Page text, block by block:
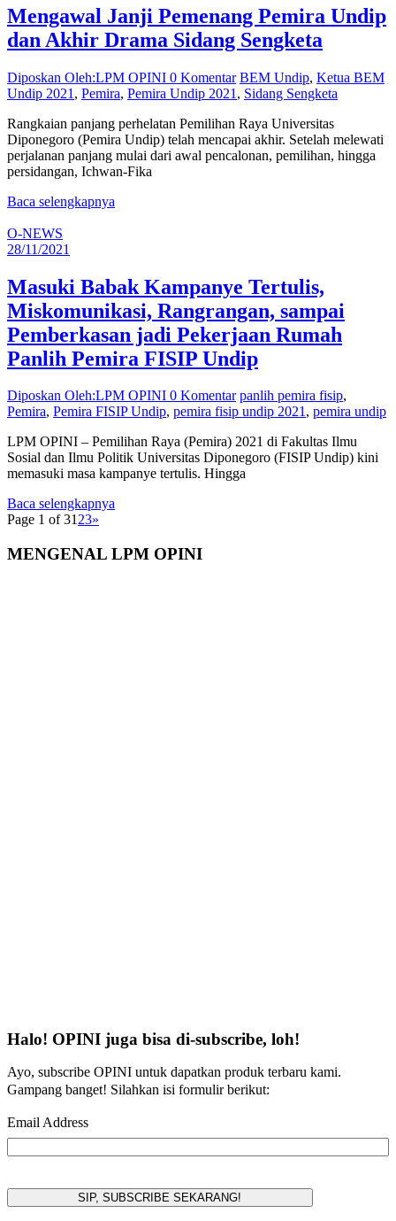
Mengawal Janji Pemenang Pemira Undip
dan Akhir Drama Sidang Sengketa
Diposkan Oleh:LPM OPINI 0 Komentar BEM Undip, Ketua BEM
Undip 2021 , Pemira, Pemira Undip 2021 , Sidang Sengketa
Rangkaian panjang perhelatan Pemilihan Raya Universitas
Diponegoro (Pemira Undip) telah mencapai akhir. Setelah melewati
perjalanan panjang mulai dari awal pencalonan, pemilihan, hingga
persidangan, Ichwan-Fika
Baca selengkapnya
O-NEWS
28/11/2021
Masuki Babak Kampanye Tertulis,
Miskomunikasi, Rangrangan, sampai
Pemberkasan jadi Pekerjaan Rumah
Panlih Pemira FISIP Undip
Diposkan Oleh:LPM OPINI 0 Komentar panlih pemira fisip,
Pemira, Pemira FISIP Undip, pemira fisip undip 2021, pemira undip
LPM OPINI – Pemilihan Raya (Pemira) 2021 di Fakultas Ilmu
Sosial dan Ilmu Politik Universitas Diponegoro (FISIP Undip) kini
memasuki masa kampanye tertulis. Hingga
Baca selengkapnya
Page 1 of 3123»
MENGENAL LPM OPINI
Halo! OPINI juga bisa di-subscribe, loh!
Ayo, subscribe OPINI untuk dapatkan produk terbaru kami.
Gampang banget! Silahkan isi formulir berikut:
Email Address